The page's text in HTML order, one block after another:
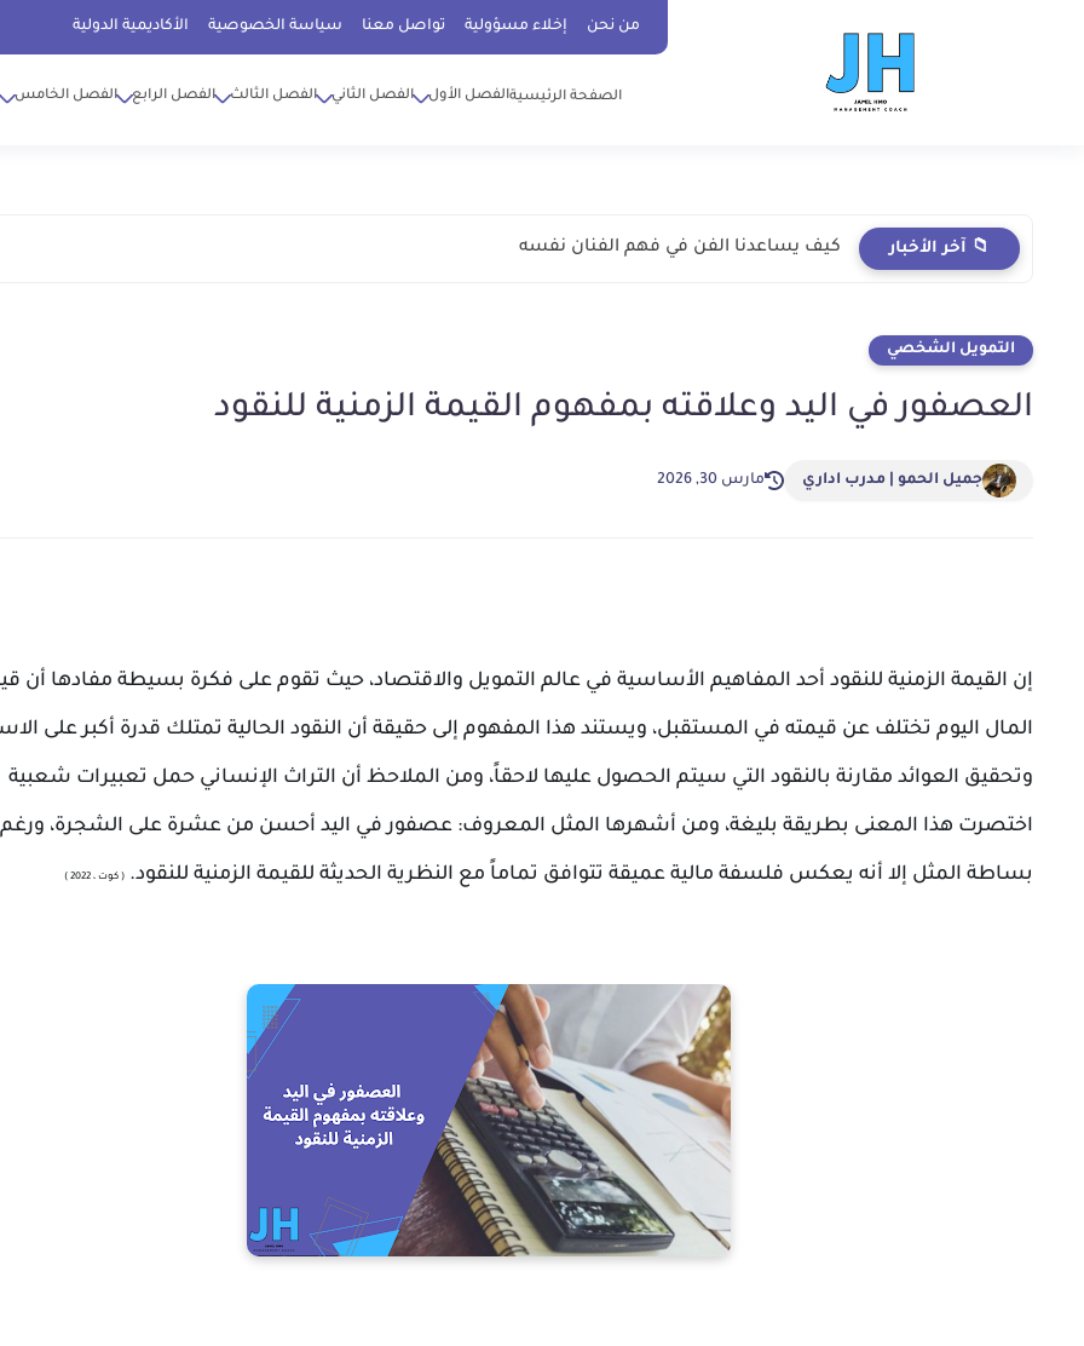
من نحن إخلاء مسؤولية تواصل معنا سياسة الخصوصية الأكاديمية الدولية
الصفحة الرئيسيةالفصل الأول الفصل الثاني الفصل الثالث الفصل الرابع الفصل الخامس
📁 آخر الأخبار كيف يساعدنا الفن في فهم الفنان نفسه
التمويل الشخصي
العصفور في اليد وعلاقته بمفهوم القيمة الزمنية للنقود
جميل الحمو | مدرب اداري مارس 30, 2026
إن القيمة الزمنية للنقود أحد المفاهيم الأساسية في عالم التمويل والاقتصاد، حيث تقوم على فكرة بسيطة مفادها أن
المال اليوم تختلف عن قيمته في المستقبل، ويستند هذا المفهوم إلى حقيقة أن النقود الحالية تمتلك قدرة أكبر على
وتحقيق العوائد مقارنة بالنقود التي سيتم الحصول عليها لاحقاً، ومن الملاحظ أن التراث الإنساني حمل تعبيرات شعبية
اختصرت هذا المعنى بطريقة بليغة، ومن أشهرها المثل المعروف: عصفور في اليد أحسن من عشرة على الشجرة، ورغم
بساطة المثل إلا أنه يعكس فلسفة مالية عميقة تتوافق تماماً مع النظرية الحديثة للقيمة الزمنية للنقود. ( كوت ، 2022 )